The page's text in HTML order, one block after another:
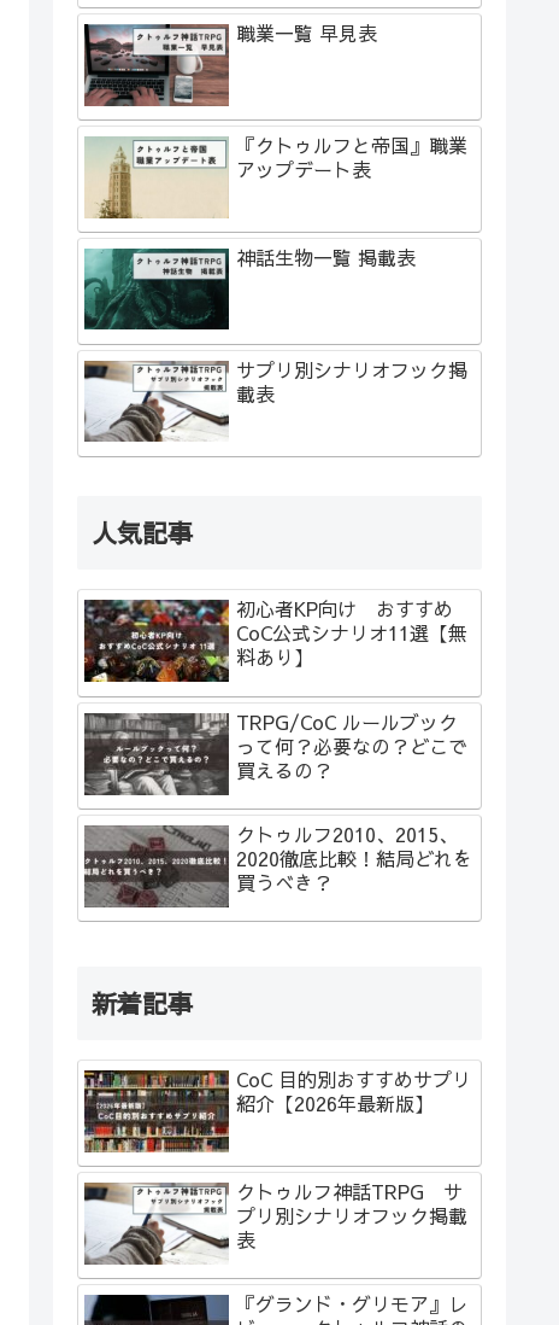
職業一覧 早見表
『クトゥルフと帝国』職業
アップデート表
神話生物一覧 掲載表
サプリ別シナリオフック掲
載表
人気記事
初心者KP向け おすすめ
CoC公式シナリオ11選【無
料あり】
TRPG/CoC ルールブック
って何？必要なの？どこで
買えるの？
クトゥルフ2010、2015、
2020徹底比較！結局どれを
買うべき？
新着記事
CoC 目的別おすすめサプリ
紹介【2026年最新版】
クトゥルフ神話TRPG サ
プリ別シナリオフック掲載
表
『グランド・グリモア』レ